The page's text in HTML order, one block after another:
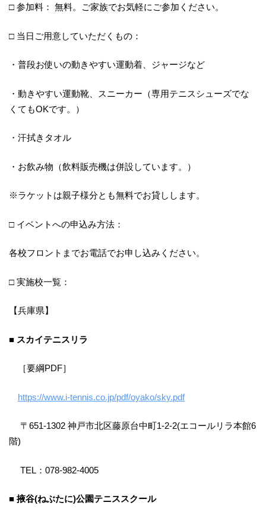
□ 参加料： 無料。ご家族でお気軽にご参加ください。
□ 当日ご用意していただくもの：
・普段お使いの動きやすい運動着、ジャージなど
・動きやすい運動靴、スニーカー（専用テニスシューズでな
くてもOKです。）
・汗拭きタオル
・お飲み物（飲料販売機は併設しています。）
※ラケットは親子様分とも無料でお貸しします。
□ イベントへの申込み方法：
各校フロントまでお電話でお申し込みください。
□ 実施校一覧：
【兵庫県】
■ スカイテニスリラ
［要綱PDF］
https://www.i-tennis.co.jp/pdf/oyako/sky.pdf
〒651-1302 神戸市北区藤原台中町1-2-2(エコールリラ本館6
階)
TEL：078-982-4005
■ 掖谷(ねぶたに)公園テニススクール